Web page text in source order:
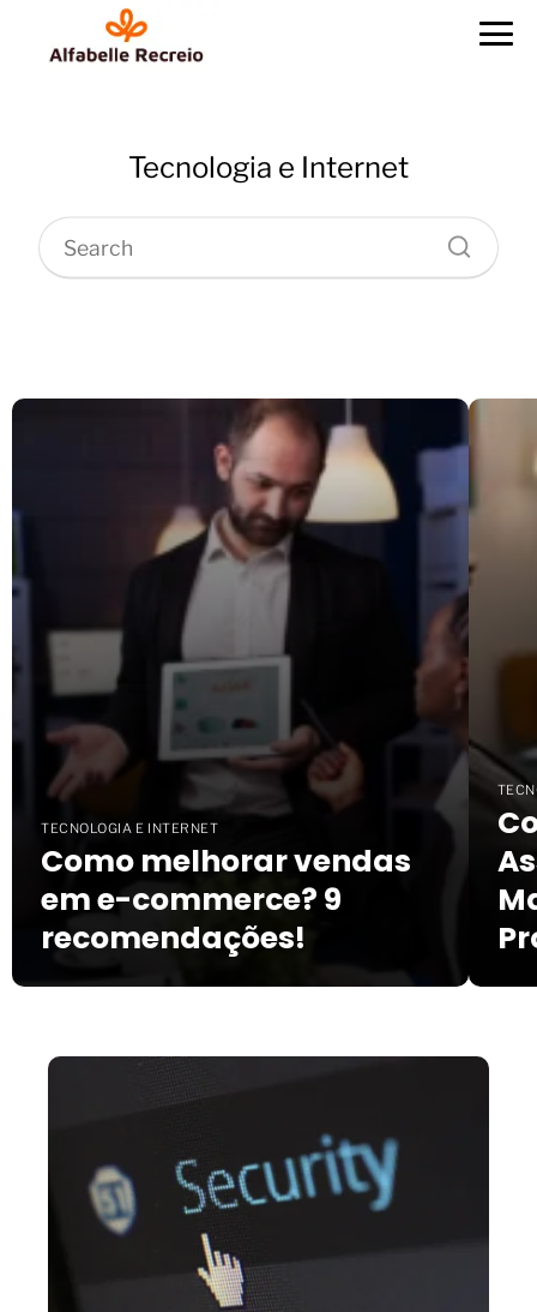
Tecnologia e Internet
TECNOLOGIA E INTERNET
Como melhorar vendas
em e-commerce? 9
recomendações!